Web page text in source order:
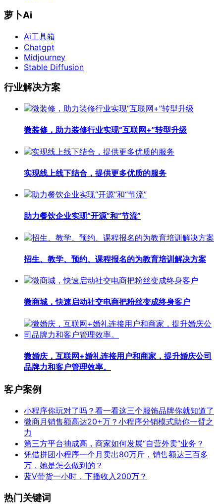
萝卜Ai
Ai工具箱
Chatgpt
Midjourney
Stable Diffusion
行业解决方案
微装修，助力装修行业实现“互联网+”转型升级
实现线上线下结合，提供更多优质的服务
助力餐饮企业实现“开源”和“节流”
招生、教学、预约、课程报名的为教育培训解决方案
微商城，快速启动社交电商把粉丝变成终身客户
微婚庆，互联网+婚礼连接用户和商家，提升婚庆公司
品牌力和客户管理效率。
客户案例
小程序你玩对了吗？看一看这三个服饰品牌你就知道了
微商月销售额高达20+万？小程序分销模式助你一臂之
力
第三方平台抽成高，商家如何发展“自营外卖”业务？
凭借拼团小程序一个月卖出80万斤，销售额达三百多
万，她是怎么做到的？
蓝V带货一小时，下播收入200万？
热门关键词